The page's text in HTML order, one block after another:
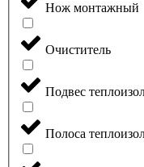
Нож монтажный
Очиститель
Подвес
Полоса